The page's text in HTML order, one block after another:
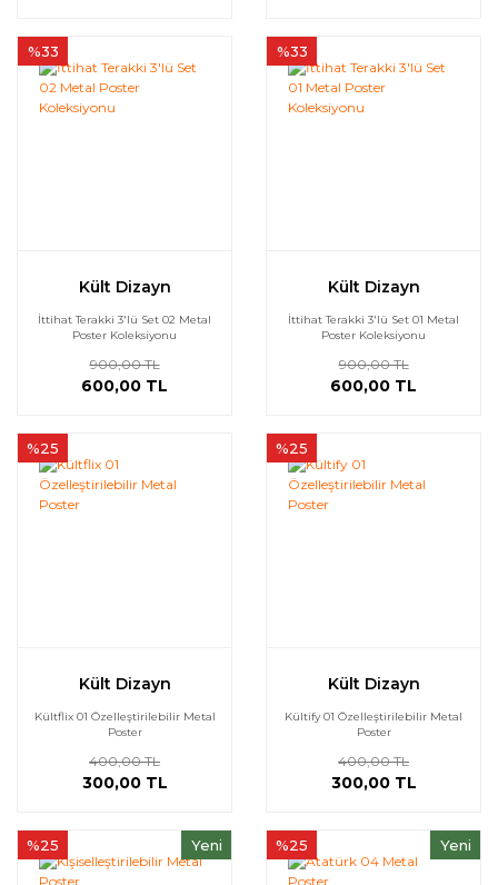
%33
Kült Dizayn
İttihat Terakki 3'lü Set 02 Metal
Poster Koleksiyonu
900,00 TL
600,00 TL
%33
Kült Dizayn
İttihat Terakki 3'lü Set 01 Metal
Poster Koleksiyonu
900,00 TL
600,00 TL
%25
Kült Dizayn
Kültflix 01 Özelleştirilebilir Metal
Poster
400,00 TL
300,00 TL
%25
Kült Dizayn
Kültify 01 Özelleştirilebilir Metal
Poster
400,00 TL
300,00 TL
Yeni
%25 Yeni
%25